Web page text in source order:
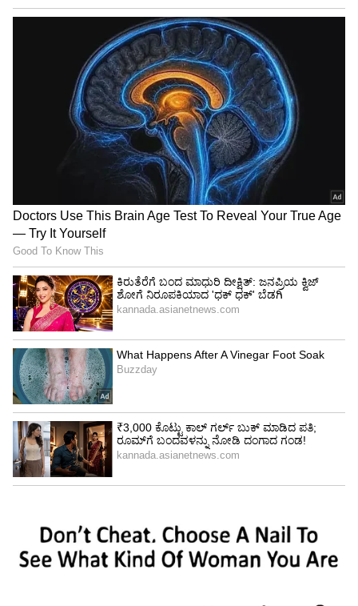
ಸಂಭವನೀಯ ಆಟಗಾರರ ಪಟ್ಟಿ
ಆರ್‌ಸಿಬಿ: ಕೊಹ್ಲಿ, ಡು ಪ್ಲೆಸಿ(ನಾಯಕ), ಜ್ಯಾಕ್ಸ್‌, ಪಾಟೀದಾರ್‌,
ಸೌರವ್‌, ಕಾರ್ತಿಕ್‌, ಲೊಮ್ರೊರ್‌, ರಾವತ್‌, ವೈಶಾಖ್‌, ಟಾಪ್ಲಿ,
ಫರ್ಗ್ಯೂಸನ್‌, ಡಾಗರ್/ದಯಾಳ್‌.
ಕೆಕೆಆರ್‌: ಸಾಲ್ಟ್‌, ನರೈನ್‌, ರಘುವಂಶಿ, ಶ್ರೇಯಸ್‌(ನಾಯಕ),
ವೆಂಕಿ ಅಯ್ಯರ್‌, ರಸೆಲ್‌, ರಿಂಕು ಸಿಂಗ್‌, ರಮಣ್‌ದೀಪ್‌,
ಸ್ಟಾರ್ಕ್‌, ವರುಣ್‌, ಹರ್ಷಿತ್‌, ಸುಶಯ್‌/ವೈಭವ್‌.
ಪಂದ್ಯ ಆರಂಭ: ಮಧ್ಯಾಹ್ನ 3.30ಕ್ಕೆ, ನೇರ ಪ್ರಸಾರ: ಸ್ಟಾರ್‌
ಸ್ಪೋರ್ಟ್ಸ್‌, ಜಿಯೋ ಸಿನಿಮಾ